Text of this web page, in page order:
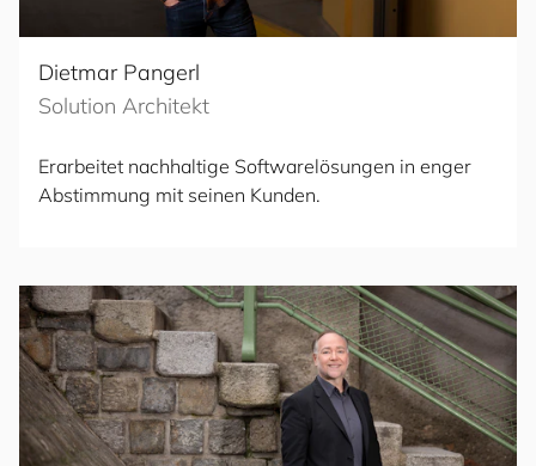
Dietmar Pangerl
Solution Architekt
Erarbeitet nachhaltige Softwarelösungen in enger
Abstimmung mit seinen Kunden.